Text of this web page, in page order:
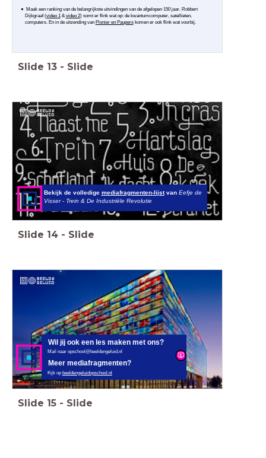
Maak een ranking van de belangrijkste uitvindingen van de afgelopen 150 jaar. Robbert
Dijkgraaf (video 1&video 2) somt er flink wat op: de kwantumcomputer, satellieten,
computers. En in de uitzending van Pionier en Pauperskomen er ook flink wat voorbij.
Slide 13 - Slide
Bekijk de volledige mediafragmenten-lijstvan Eefje de
Visser - Trein & De Industriële Revolutie
Slide 14 - Slide
Meer mediafragmenten?
Kijk op beeldengeluidopschool.nl
Mail naar opschool@beeldengeluid.nl
Wil jij ook een les maken met ons?
Slide 15 - Slide